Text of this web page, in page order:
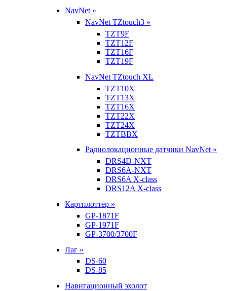
NavNet »
NavNet TZtouch3 »
TZT9F
TZT12F
TZT16F
TZT19F
NavNet TZtouch XL
TZT10X
TZT13X
TZT16X
TZT22X
TZT24X
TZTBBX
Радиолокационные датчики NavNet »
DRS4D-NXT
DRS6A-NXT
DRS6A X-class
DRS12A X-class
Картплоттер »
GP-1871F
GP-1971F
GP-3700/3700F
Лаг »
DS-60
DS-85
Навигационный эхолот